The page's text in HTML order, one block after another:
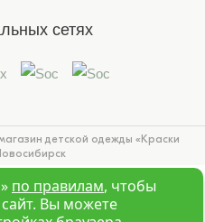
сетях
детской одежды «Краски
по правилам, чтобы
Вы можете